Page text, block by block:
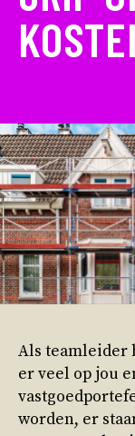
Als teamleider
er veel op jou
worden, er